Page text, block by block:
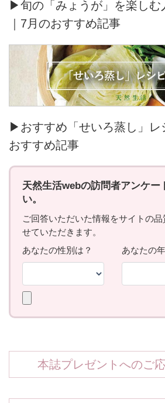
▶旬の「みょうが」を楽しむ
｜7月のおすすめ記事
▶おすすめ「せいろ蒸し」レ
おすすめ記事
本誌プレゼントへのご